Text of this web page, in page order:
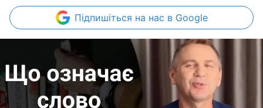
Підпишіться на нас в Google